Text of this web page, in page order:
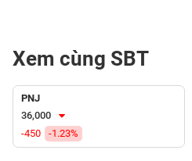
Xem cùng SBT
PNJ
36,000
-450
-1.23%
(-)
VS-
SECTOR